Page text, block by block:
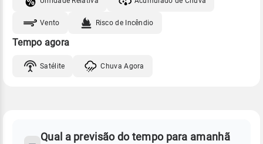
Vento Risco de Incêndio
Tempo agora
Satélite Chuva Agora
Qual a previsão do tempo para amanhã